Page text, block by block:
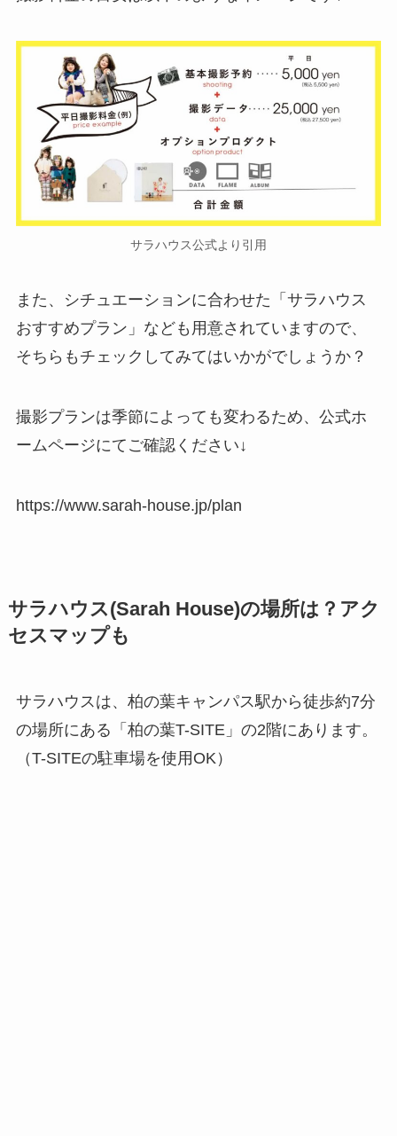
サラハウス公式より引用
また、シチュエーションに合わせた「サラハウス
おすすめプラン」なども用意されていますので、
そちらもチェックしてみてはいかがでしょうか？
撮影プランは季節によっても変わるため、公式ホ
ームページにてご確認ください↓
https://www.sarah-house.jp/plan
サラハウス(Sarah House)の場所は？アク
セスマップも
サラハウスは、柏の葉キャンパス駅から徒歩約7分
の場所にある「柏の葉T-SITE」の2階にあります。
（T-SITEの駐車場を使用OK）